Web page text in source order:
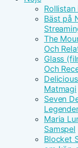
Rollistan
Bäst på
The
Och
Glass
Och
Matmagi
Seven
Maria
Samspel
Blocket